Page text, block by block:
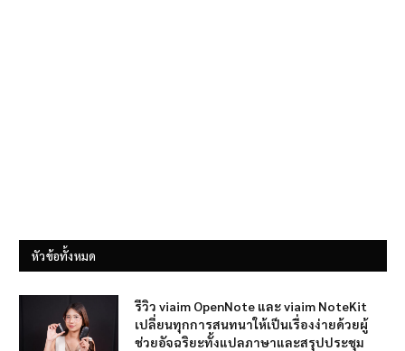
หัวข้อทั้งหมด
รีวิว viaim OpenNote และ viaim NoteKit
เปลี่ยนทุกการสนทนาให้เป็นเรื่องง่ายด้วยผู้
ช่วยอัจฉริยะทั้งแปลภาษาและสรุปประชุม